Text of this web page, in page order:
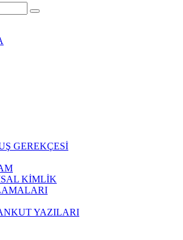
GEREKÇESİ
KİMLİK
YAZILARI